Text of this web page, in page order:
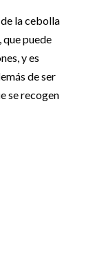
la cebolla
que puede
y es
de ser
se recogen